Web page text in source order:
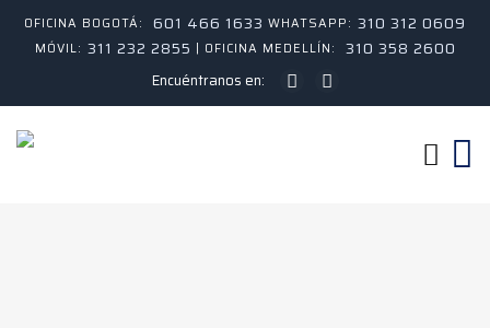
OFICINA BOGOTÁ: 601 466 1633 WHATSAPP: 310 312 0609
MÓVIL: 311 232 2855 | OFICINA MEDELLÍN: 310 358 2600
Encuéntranos en: